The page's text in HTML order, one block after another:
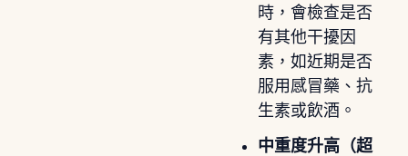
時，會檢查是否
有其他干擾因
素，如近期是否
服用感冒藥、抗
生素或飲酒。
中重度升高（超